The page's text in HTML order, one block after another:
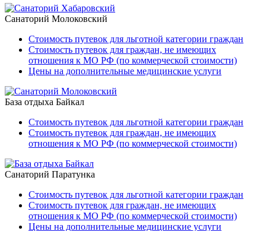
Санаторий Молоковский
Стоимость путевок для льготной категории граждан
Стоимость путевок для граждан, не имеющих
отношения к МО РФ (по коммерческой стоимости)
Цены на дополнительные медицинские услуги
База отдыха Байкал
Стоимость путевок для льготной категории граждан
Стоимость путевок для граждан, не имеющих
отношения к МО РФ (по коммерческой стоимости)
Санаторий Паратунка
Стоимость путевок для льготной категории граждан
Стоимость путевок для граждан, не имеющих
отношения к МО РФ (по коммерческой стоимости)
Цены на дополнительные медицинские услуги